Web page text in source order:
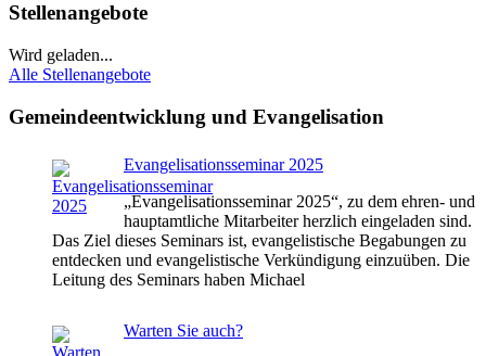
Stellenangebote
Wird geladen...
Alle Stellenangebote
Gemeindeentwicklung und Evangelisation
Evangelisationsseminar 2025
„Evangelisationsseminar 2025“, zu dem ehren- und
hauptamtliche Mitarbeiter herzlich eingeladen sind.
Das Ziel dieses Seminars ist, evangelistische Begabungen zu
entdecken und evangelistische Verkündigung einzuüben. Die
Leitung des Seminars haben Michael
Warten Sie auch?